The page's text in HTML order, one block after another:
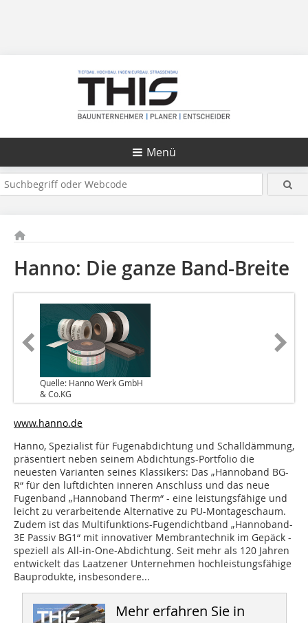
Menü
Hanno: Die ganze Band-Breite
Quelle: Hanno Werk GmbH
& Co.KG
www.hanno.de
Hanno, Spezialist für Fugenabdichtung und Schalldämmung,
präsentiert neben seinem Abdichtungs-Portfolio die
neuesten Varianten seines Klassikers: Das „Hannoband BG-
R“ für den luftdichten inneren Anschluss und das neue
Fugenband „Hannoband Therm“ - eine leistungsfähige und
leicht zu verarbeitende Alternative zu PU-Montageschaum.
Zudem ist das Multifunktions-Fugendichtband „Hannoband-
3E Passiv BG1“ mit innovativer Membrantechnik im Gepäck -
speziell als All-in-One-Abdichtung. Seit mehr als 120 Jahren
entwickelt das Laatzener Unternehmen hochleistungsfähige
Bauprodukte, insbesondere...
Mehr erfahren Sie in